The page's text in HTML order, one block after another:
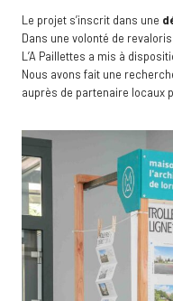
Le projet s’inscrit dans une
Dans une volonté de
L’A Paillettes a mis à
Nous avons fait une
auprès de partenaire locaux